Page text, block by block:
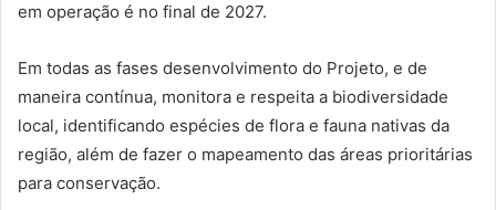
em operação é no final de 2027.
Em todas as fases desenvolvimento do Projeto, e de
maneira contínua, monitora e respeita a biodiversidade
local, identificando espécies de flora e fauna nativas da
região, além de fazer o mapeamento das áreas prioritárias
para conservação.